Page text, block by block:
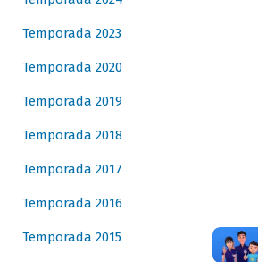
Temporada 2023
Temporada 2020
Temporada 2019
Temporada 2018
Temporada 2017
Temporada 2016
Temporada 2015